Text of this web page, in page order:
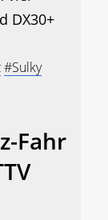
DX30+
#Sulky
Fahr